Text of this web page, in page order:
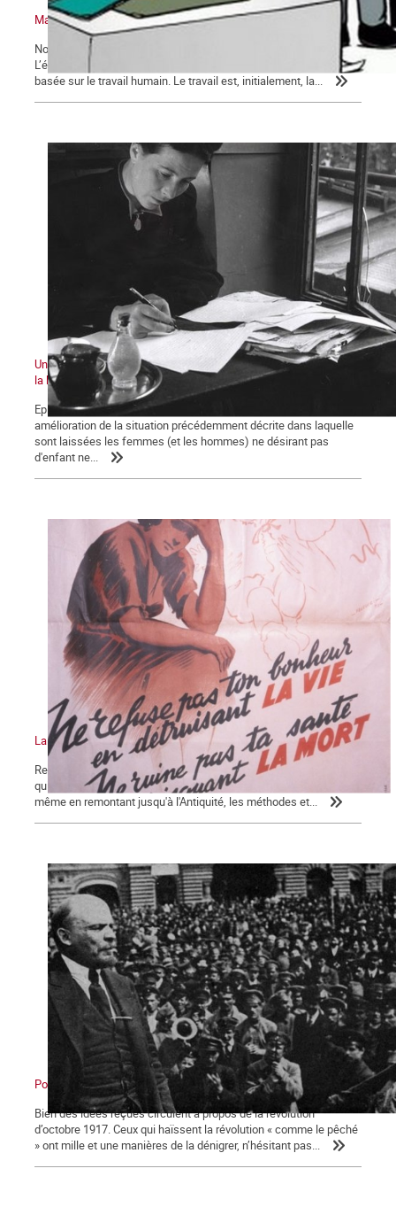
Marxisme économie – 2 : Retour sur quelques idées reçues
Nous poursuivons ici notre exposé sur l’économie et le marxisme.
L’économie, comme nous l’avons précédemment montré, est
basée sur le travail humain. Le travail est, initialement, la...
Une histoire du ventre des femmes au XXe siècle : la bataille pour
la légalisation de l'avortement
Episode 3 Au lendemain de la seconde guerre mondiale, aucune
amélioration de la situation précédemment décrite dans laquelle
sont laissées les femmes (et les hommes) ne désirant pas
d'enfant ne...
La bataille pour la légalisation de l'avortement, épisode 2
Revenons sur la question essentielle à l'origine de l'hécatombe
qui a été décrit dans le premier épisode. Sous l'Ancien Régime, et
même en remontant jusqu'à l'Antiquité, les méthodes et...
Pour comprendre la révolution d’Octobre 1917
Bien des idées reçues circulent à propos de la révolution
d’octobre 1917. Ceux qui haïssent la révolution « comme le pêché
» ont mille et une manières de la dénigrer, n’hésitant pas...